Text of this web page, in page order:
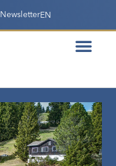
NewsletterEN